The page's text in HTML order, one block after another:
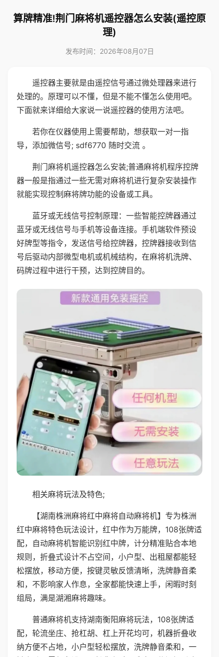
算牌精准!荆门麻将机遥控器怎么安装(遥控原
理)
发布时间：2026年08月07日
遥控器主要就是由遥控信号通过微处理器来进行
处理的。原理可以不懂，但是不能不懂怎么使用吧。
下面就来详细给大家说一说遥控器的使用方法吧。
若你在仪器使用上需要帮助，想获取一对一指
导，添加微信号; sdf6770 随时交流 。
荆门麻将机遥控器怎么安装;普通麻将机程序控牌
器一般是指通过一些无需对麻将机进行复杂安装操作
就能实现控制麻将牌功能的设备或工具。
蓝牙或无线信号控制原理：一些智能控牌器通过
蓝牙或无线信号与手机等设备连接。手机端软件预设
好牌型等指令，发送信号给控牌器，控牌器接收到信
号后驱动内部微型电机或机械结构，在麻将机洗牌、
码牌过程中进行干预，达到控牌目的。
相关麻将玩法及特色;
【湖南株洲麻将红中麻将自动麻将机】专为株洲
红中麻将特色玩法设计，红中作为万能牌，108张牌适
配，自动麻将机智能识别红中牌，计分精准贴合本地
规则，折叠式设计不占空间，小户型、出租屋都能轻
松摆放，移动方便，按键灵敏反馈清晰，洗牌静音柔
和，不影响家人作息，全家都能快速上手，闲暇时刻
组局，满是湖湘麻将趣味。
普通麻将机支持湖南衡阳麻将玩法，108张牌适
配，轮流坐庄、抢杠胡、杠上开花均可，机器折叠收
纳方便不占地，小户型轻松摆放，洗牌静音柔和，一